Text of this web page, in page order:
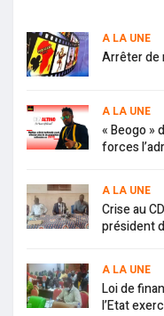
A LA UNE
Arrêter de
A LA UNE
« Beogo »
forces
A LA UNE
Crise au
président
A LA UNE
Loi de
l’Etat